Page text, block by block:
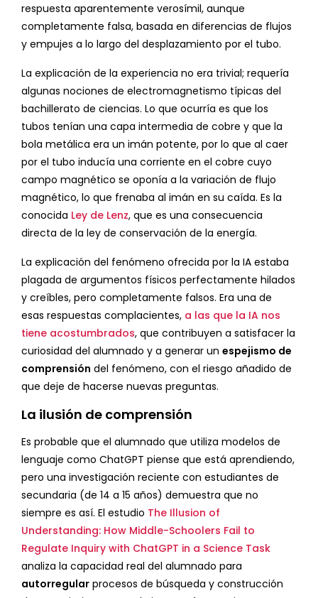
respuesta aparentemente verosímil, aunque
completamente falsa, basada en diferencias de flujos
y empujes a lo largo del desplazamiento por el tubo.
La explicación de la experiencia no era trivial; requería
algunas nociones de electromagnetismo típicas del
bachillerato de ciencias. Lo que ocurría es que los
tubos tenían una capa intermedia de cobre y que la
bola metálica era un imán potente, por lo que al caer
por el tubo inducía una corriente en el cobre cuyo
campo magnético se oponía a la variación de flujo
magnético, lo que frenaba al imán en su caída. Es la
conocida Ley de Lenz, que es una consecuencia
directa de la ley de conservación de la energía.
La explicación del fenómeno ofrecida por la IA estaba
plagada de argumentos físicos perfectamente hilados
y creíbles, pero completamente falsos. Era una de
esas respuestas complacientes, a las que la IA nos
tiene acostumbrados, que contribuyen a satisfacer la
curiosidad del alumnado y a generar un espejismo de
comprensión del fenómeno, con el riesgo añadido de
que deje de hacerse nuevas preguntas.
La ilusión de comprensión
Es probable que el alumnado que utiliza modelos de
lenguaje como ChatGPT piense que está aprendiendo,
pero una investigación reciente con estudiantes de
secundaria (de 14 a 15 años) demuestra que no
siempre es así. El estudio The Illusion of
Understanding: How Middle-Schoolers Fail to
Regulate Inquiry with ChatGPT in a Science Task
analiza la capacidad real del alumnado para
autorregular procesos de búsqueda y construcción